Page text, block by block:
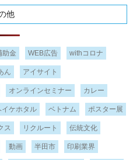
他
助金 WEB広告 withコロナ
ん アイサイト
オンラインセミナー カレー
イケホタル ベトナム ポスター展
ス リクルート 伝統文化
動画 半田市 印刷業界